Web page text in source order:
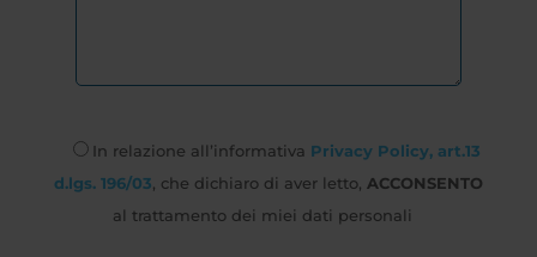
In relazione all’informativa Privacy Policy, art.13
d.lgs. 196/03 , che dichiaro di aver letto, ACCONSENTO
al trattamento dei miei dati personali